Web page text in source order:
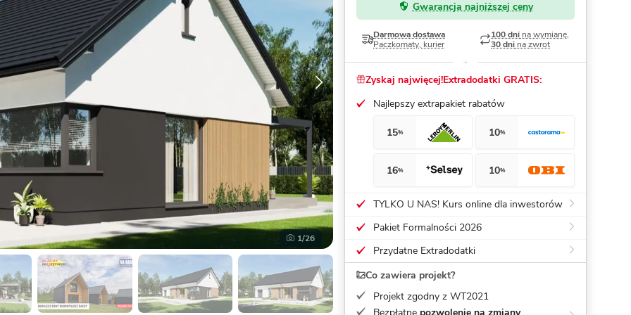
Dom pasywny - co to znaczy
1/26
Gwarancja najniższej ceny
Darmowa dostawa
Paczkomaty, kurier
100 dni na wymianę,
30 dni na zwrot
Zyskaj najwięcej!Extradodatki GRATIS:
Najlepszy extrapakiet rabatów
15% 10%
16% 10%
TYLKO U NAS! Kurs online dla inwestorów
Pakiet Formalności 2026
Przydatne Extradodatki
Co zawiera projekt?
Projekt zgodny z WT2021